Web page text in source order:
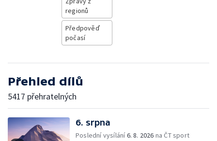
regionů
Předpověď
počasí
Přehled dílů
5417 přehratelných
6. srpna
Poslední vysílání6. 8. 2026 na ČT sport